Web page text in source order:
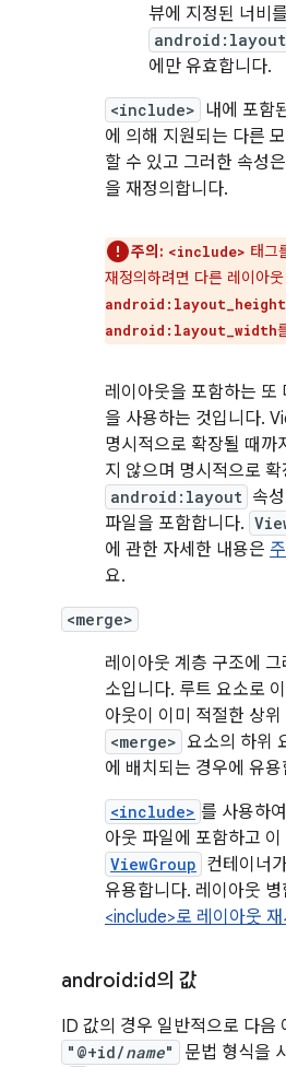
뷰에 지정된 너비
에만 유효합니다.
<include> 내에 포함
에 의해 지원되는 다른
할 수 있고 그러한 속성
을 재정의합니다.
주의: <include> 태그
재정의하려면 다른 레이아
android:layout_height
android:layout_width
레이아웃을 포함하는 또
을 사용하는 것입니다.
명시적으로 확장될 때까
지 않으며 명시적으로 확
android:layout 속
파일을 포함합니다.
에 관한 자세한 내용은
요.
<merge>
레이아웃 계층 구조에
소입니다. 루트 요소로
아웃이 이미 적절한 상위
<merge> 요소의 하위
에 배치되는 경우에 유용
<include> 를 사용하
아웃 파일에 포함하고
ViewGroup 컨테이너
유용합니다. 레이아웃
<include>로 레이아웃
android:id의 값
ID 값의 경우 일반적으로 다음
"@+id/name"
문법 형식을